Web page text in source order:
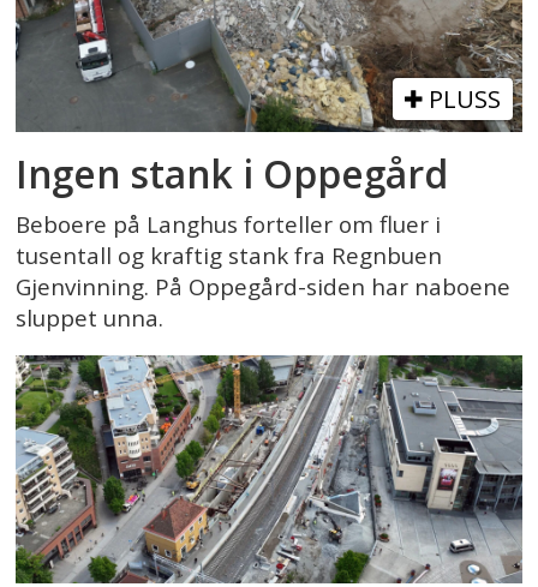
PLUSS
Ingen stank i Oppegård
Beboere på Langhus forteller om fluer i
tusentall og kraftig stank fra Regnbuen
Gjenvinning. På Oppegård-siden har naboene
sluppet unna.